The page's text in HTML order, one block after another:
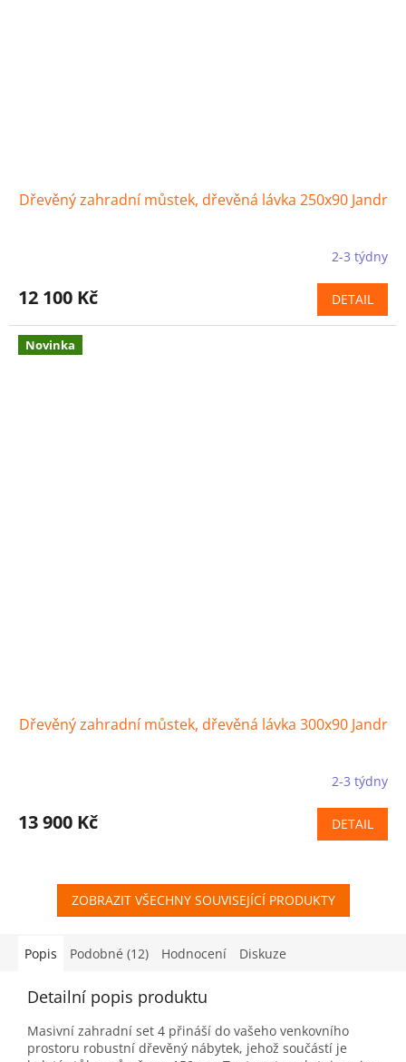
Dřevěný zahradní můstek, dřevěná lávka 250x90 Jandr
2-3 týdny
12 100 Kč DETAIL
Novinka
Dřevěný zahradní můstek, dřevěná lávka 300x90 Jandr
2-3 týdny
13 900 Kč DETAIL
ZOBRAZIT VŠECHNY SOUVISEJÍCÍ PRODUKTY
Popis Podobné (12) Hodnocení Diskuze
Detailní popis produktu
Masivní zahradní set 4 přináší do vašeho venkovního
prostoru robustní dřevěný nábytek, jehož součástí je